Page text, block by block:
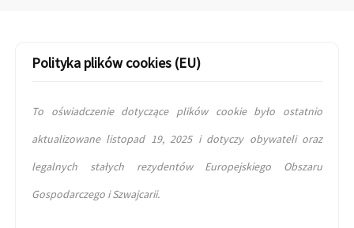
Polityka plików cookies (EU)
To oświadczenie dotyczące plików cookie było ostatnio
aktualizowane listopad 19, 2025 i dotyczy obywateli oraz
legalnych stałych rezydentów Europejskiego Obszaru
Gospodarczego i Szwajcarii.